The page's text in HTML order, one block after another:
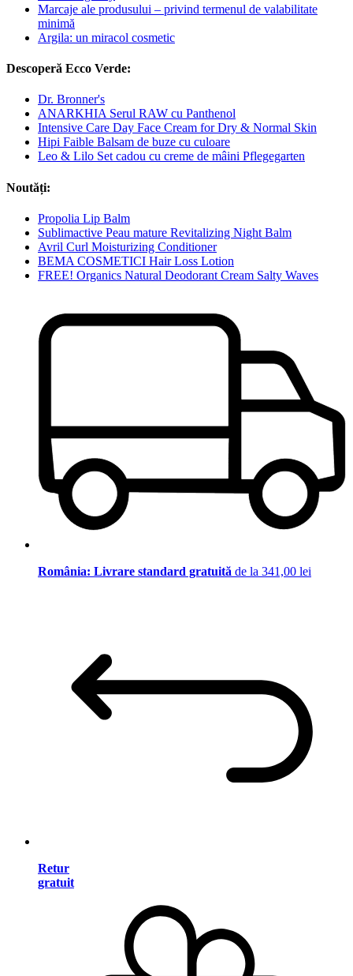
Marcaje ale produsului – privind termenul de valabilitate
minimă
Argila: un miracol cosmetic
Descoperă Ecco Verde:
Dr. Bronner's
ANARKHIA Serul RAW cu Panthenol
Intensive Care Day Face Cream for Dry & Normal Skin
Hipi Faible Balsam de buze cu culoare
Leo & Lilo Set cadou cu creme de mâini Pflegegarten
Noutăți:
Propolia Lip Balm
Sublimactive Peau mature Revitalizing Night Balm
Avril Curl Moisturizing Conditioner
BEMA COSMETICI Hair Loss Lotion
FREE! Organics Natural Deodorant Cream Salty Waves
România: Livrare standard gratuită de la 341,00 lei
Retur
gratuit